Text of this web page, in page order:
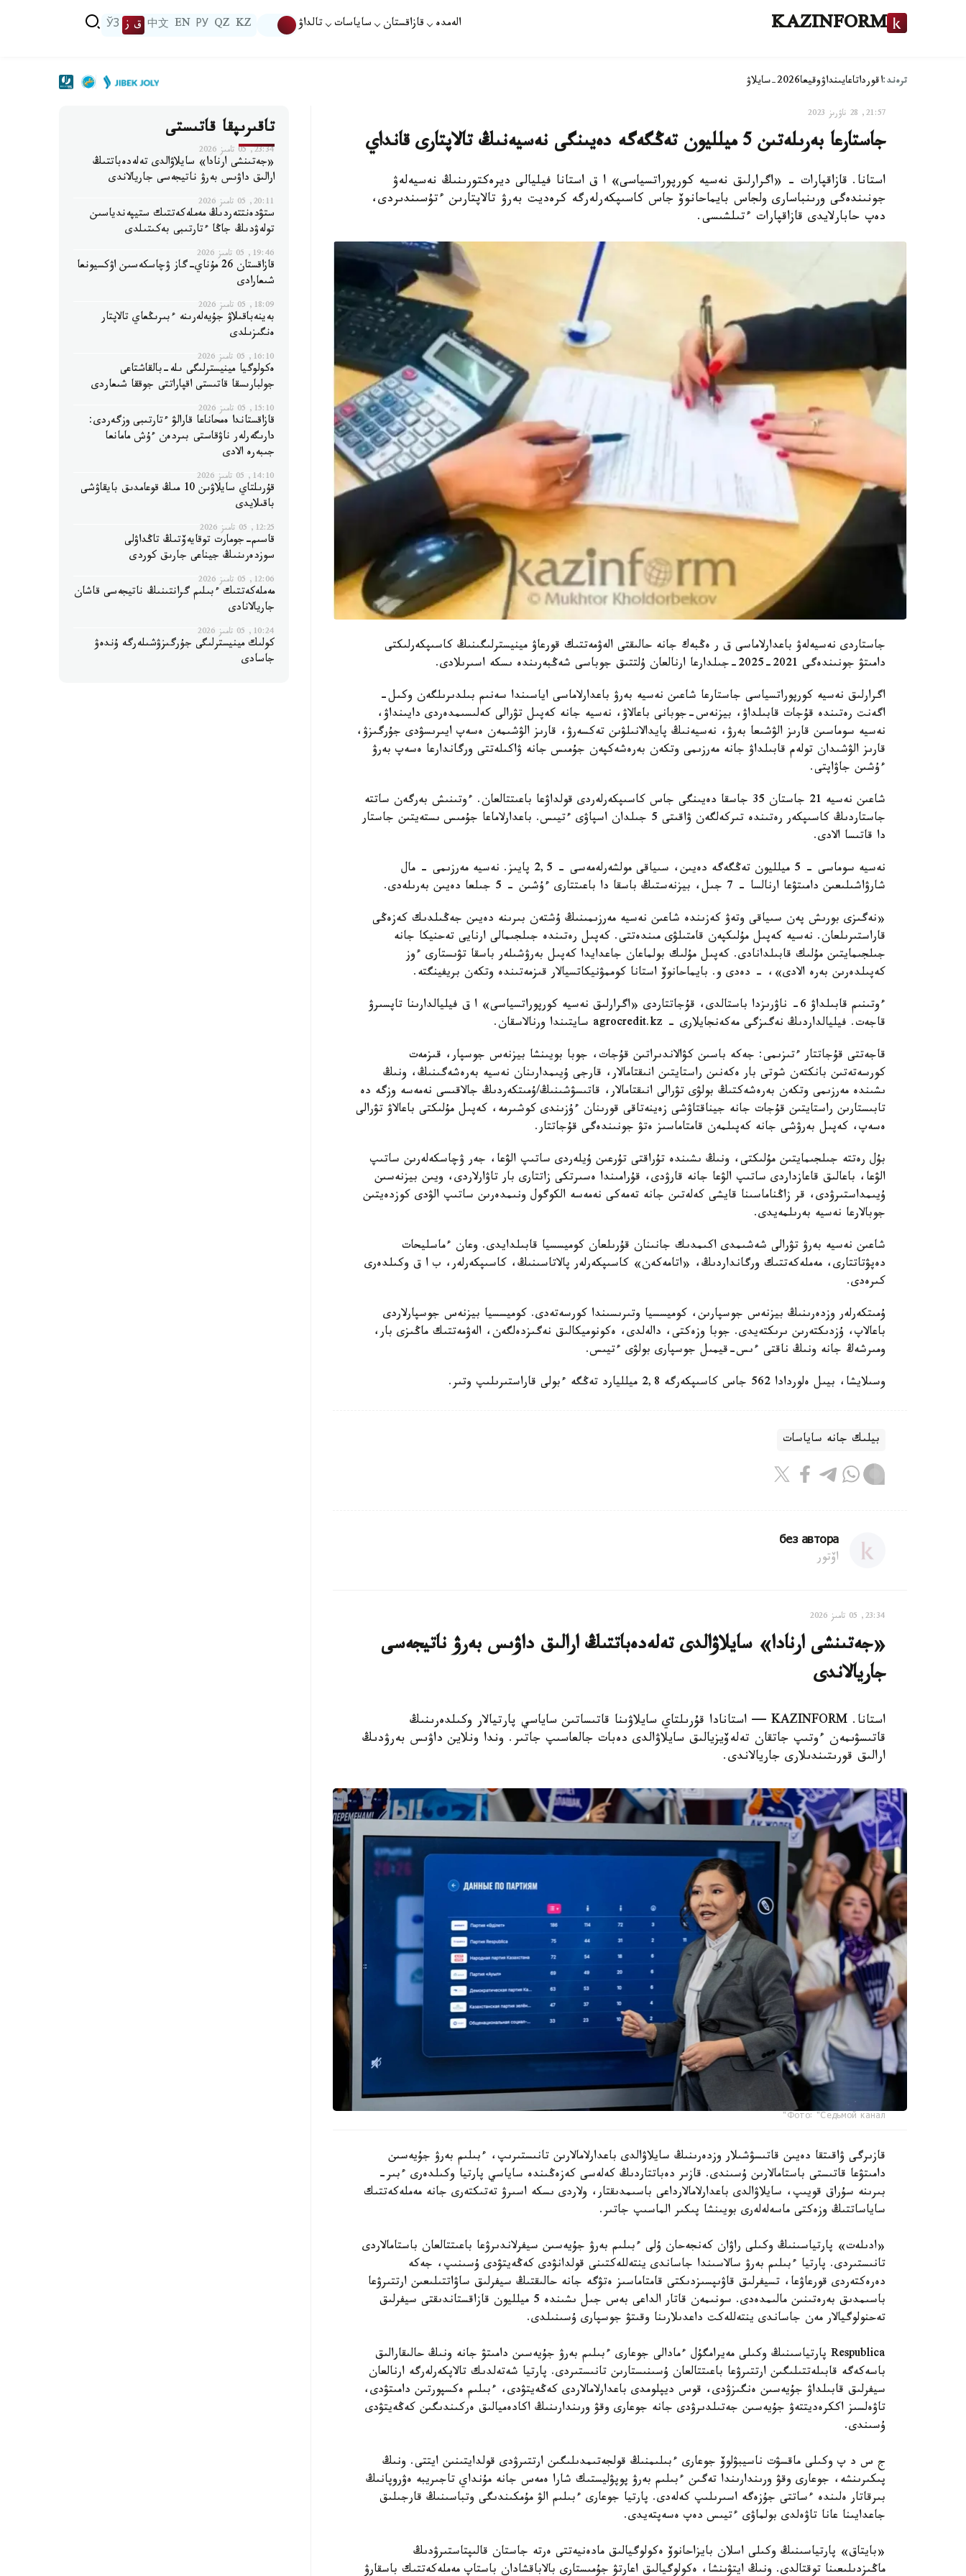
KAZINFORM الەمدە قازاقستان ساياسات تالداۋ KZ
QZ
РУ
EN
中文 ق ز ЎЗ
ترەند:اقورداتاعايىنداۋوقيعا2026-سايلاۋ
21:57, 28 ناۋرىز 2023
جاستارعا بەرىلەتىن 5 ميلليون تەڭگەگە دەيىنگى نەسيەنىڭ تالاپتارى قانداي
استانا. قازاقپارات - «اگرارلىق نەسيە كورپوراتسياسى» ا ق استانا فيليالى ديرەكتورىنىڭ نەسيەلەۋ
جونىندەگى ورىنباسارى ولجاس بايماحانوۆ جاس كاسىپكەرلەرگە كرەديت بەرۋ تالاپتارىن ءتۇسىندىردى،
دەپ حابارلايدى قازاقپارات ءتىلشىسى.
جاستاردى نەسيەلەۋ باعدارلاماسى ق ر ەڭبەك جانە حالىقتى الەۋمەتتىك قورعاۋ مينيسترلىگىنىڭ كاسىپكەرلىكتى
دامىتۋ جونىندەگى 2021-2025-جىلدارعا ارنالعان ۇلتتىق جوباسى شەڭبەرىندە ىسكە اسىرىلادى.
اگرارلىق نەسيە كورپوراتسياسى جاستارعا شاعىن نەسيە بەرۋ باعدارلاماسى اياسىندا سەنىم بىلدىرىلگەن وكىل-
اگەنت رەتىندە قۇجات قابىلداۋ، بيزنەس-جوبانى باعالاۋ، نەسيە جانە كەپىل تۋرالى كەلىسىمدەردى دايىنداۋ،
نەسيە سوماسىن قارىز الۋشىعا بەرۋ، نەسيەنىڭ پايدالانىلۋىن تەكسەرۋ، قارىز الۋشىمەن ەسەپ ايىرىسۋدى جۇرگىزۋ،
قارىز الۋشىدان تولەم قابىلداۋ جانە مەرزىمى وتكەن بەرەشەكپەن جۇمىس جانە ۋاكىلەتتى ورگاندارعا ەسەپ بەرۋ
ءۇشىن جاۋاپتى.
شاعىن نەسيە 21 جاستان 35 جاسقا دەيىنگى جاس كاسىپكەرلەردى قولداۋعا باعىتتالعان. ءوتىنىش بەرگەن ساتتە
جاستاردىڭ كاسىپكەر رەتىندە تىركەلگەن ۋاقىتى 5 جىلدان اسپاۋى ءتيىس. باعدارلاماعا جۇمىس ىستەيتىن جاستار
دا قاتىسا الادى.
نەسيە سوماسى - 5 ميلليون تەڭگەگە دەيىن، سىياقى مولشەرلەمەسى - 2,5 پايىز. نەسيە مەرزىمى - مال
شارۋاشىلىعىن دامىتۋعا ارنالسا - 7 جىل، بيزنەستىڭ باسقا دا باعىتتارى ءۇشىن - 5 جىلعا دەيىن بەرىلەدى.
«نەگىزى بورىش پەن سىياقى وتەۋ كەزىندە شاعىن نەسيە مەرزىمىنىڭ ۇشتەن بىرىنە دەيىن جەڭىلدىك كەزەڭى
قاراستىرىلعان. نەسيە كەپىل مۇلىكپەن قامتىلۋى مىندەتتى. كەپىل رەتىندە جىلجىمالى ارنايى تەحنيكا جانە
جىلجىمايتىن مۇلىك قابىلدانادى. كەپىل مۇلىك بولماعان جاعدايدا كەپىل بەرۋشىلەر باسقا تۋىستارى ءوز
كەپىلدەرىن بەرە الادى»، - دەدى و. بايماحانوۆ استانا كوممۋنيكاتسيالار قىزمەتىندە وتكەن بريفينگتە.
ءوتىنىم قابىلداۋ 6- ناۋرىزدا باستالدى، قۇجاتتاردى «اگرارلىق نەسيە كورپوراتسياسى» ا ق فيليالدارىنا تاپسىرۋ
قاجەت. فيليالداردىڭ نەگىزگى مەكەنجايلارى - agrocredit.kz سايتىندا ورنالاسقان.
قاجەتتى قۇجاتتار ءتىزىمى: جەكە باسىن كۋالاندىراتىن قۇجات، جوبا بويىنشا بيزنەس جوسپار، قىزمەت
كورسەتەتىن بانكتەن شوتى بار ەكەنىن راستايتىن انىقتامالار، قارجى ۇيىمدارىنان نەسيە بەرەشەگىنىڭ، ونىڭ
ىشىندە مەرزىمى وتكەن بەرەشەكتىڭ بولۋى تۋرالى انىقتامالار، قاتىسۋشىنىڭ/ۇمىتكەردىڭ جالاقىسى نەمەسە وزگە دە
تابىستارىن راستايتىن قۇجات جانە جيناقتاۋشى زەينەتاقى قورىنان ءۇزىندى كوشىرمە، كەپىل مۇلىكتى باعالاۋ تۋرالى
ەسەپ، كەپىل بەرۋشى جانە كەپىلمەن قامتاماسىز ەتۋ جونىندەگى قۇجاتتار.
بۇل رەتتە جىلجىمايتىن مۇلىكتى، ونىڭ ىشىندە تۇراقتى تۇرعىن ۇيلەردى ساتىپ الۋعا، جەر ۋچاسكەلەرىن ساتىپ
الۋعا، باعالىق قاعازداردى ساتىپ الۋعا جانە قارۋدى، قۇرامىندا ەسىرتكى زاتتارى بار تاۋارلاردى، ويىن بيزنەسىن
ۇيىمداستىرۋدى، قر زاڭناماسىنا قايشى كەلەتىن جانە تەمەكى نەمەسە الكوگول ونىمدەرىن ساتىپ الۋدى كوزدەيتىن
جوبالارعا نەسيە بەرىلمەيدى.
شاعىن نەسيە بەرۋ تۋرالى شەشىمدى اكىمدىك جانىنان قۇرىلعان كوميسسيا قابىلدايدى. وعان ءماسليحات
دەپۋتاتتارى، مەملەكەتتىك ورگانداردىڭ، «اتامەكەن» كاسىپكەرلەر پالاتاسىنىڭ، كاسىپكەرلەر، ب ا ق وكىلدەرى
كىرەدى.
ۇمىتكەرلەر وزدەرىنىڭ بيزنەس جوسپارىن، كوميسسيا وتىرىسىندا كورسەتەدى. كوميسسيا بيزنەس جوسپارلاردى
باعالاپ، ۇزدىكتەرىن ىرىكتەيدى. جوبا وزەكتى، دالەلدى، ەكونوميكالىق نەگىزدەلگەن، الەۋمەتتىك ماڭىزى بار،
ومىرشەڭ جانە ونىڭ ناقتى ءىس-قيمىل جوسپارى بولۋى ءتيىس.
وسىلايشا، بيىل ەلوردادا 562 جاس كاسىپكەرگە 2,8 ميلليارد تەڭگە ءبولى قاراستىرىلىپ وتىر.
بيلىك جانە ساياسات
без автора
اۆتور
23:34, 05 تامىز 2026
«جەتىنشى ارنادا» سايلاۋالدى تەلەدەباتتىڭ ارالىق داۋىس بەرۋ ناتيجەسى
جاريالاندى
استانا. KAZINFORM — استانادا قۇرىلتاي سايلاۋىنا قاتىساتىن ساياسي پارتيالار وكىلدەرىنىڭ
قاتىسۋىمەن ءوتىپ جاتقان تەلەۆيزيالىق سايلاۋالدى دەبات جالعاسىپ جاتىر. وندا ونلاين داۋىس بەرۋدىڭ
ارالىق قورىتىندىلارى جاريالاندى.
Фото: "Седьмой канал"
قازىرگى ۋاقىتقا دەيىن قاتىسۋشىلار وزدەرىنىڭ سايلاۋالدى باعدارلامالارىن تانىستىرىپ، ءبىلىم بەرۋ جۇيەسىن
دامىتۋعا قاتىستى باستامالارىن ۇسىندى. قازىر دەباتتاردىڭ كەلەسى كەزەڭىندە ساياسي پارتيا وكىلدەرى ءبىر-
بىرىنە سۇراق قويىپ، سايلاۋالدى باعدارلامالارداعى باسىمدىقتار، ولاردى ىسكە اسىرۋ تەتىكتەرى جانە مەملەكەتتىك
ساياساتتىڭ وزەكتى ماسەلەلەرى بويىنشا پىكىر الماسىپ جاتىر.
«ادىلەت» پارتياسىنىڭ وكىلى راۋان كەنجەحان ۇلى ءبىلىم بەرۋ جۇيەسىن سيفرلاندىرۋعا باعىتتالعان باستامالاردى
تانىستىردى. پارتيا ءبىلىم بەرۋ سالاسىندا جاساندى ينتەللەكتىنى قولدانۋدى كەڭەيتۋدى ۇسىنىپ، جەكە
دەرەكتەردى قورعاۋعا، تسيفرلىق قاۋىپسىزدىكتى قامتاماسىز ەتۋگە جانە حالىقتىڭ سيفرلىق ساۋاتتىلىعىن ارتتىرۋعا
باسىمدىق بەرەتىنىن مالىمدەدى. سونىمەن قاتار الداعى بەس جىل ىشىندە 5 ميلليون قازاقستاندىقتى سيفرلىق
تەحنولوگيالار مەن جاساندى ينتەللەكت داعدىلارىنا وقىتۋ جوسپارى ۇسىنىلدى.
Respublica پارتياسىنىڭ وكىلى مەيرامگۇل ءمادالى جوعارى ءبىلىم بەرۋ جۇيەسىن دامىتۋ جانە ونىڭ حالىقارالىق
باسەكەگە قابىلەتتىلىگىن ارتتىرۋعا باعىتتالعان ۇسىنىستارىن تانىستىردى. پارتيا شەتەلدىك تالاپكەرلەرگە ارنالعان
سيفرلىق قابىلداۋ جۇيەسىن ەنگىزۋدى، قوس ديپلومدى باعدارلامالاردى كەڭەيتۋدى، ءبىلىم ەكسپورتىن دامىتۋدى،
تاۋەلسىز اككرەديتتەۋ جۇيەسىن جەتىلدىرۋدى جانە جوعارى وقۋ ورىندارىنىڭ اكادەميالىق ەركىندىگىن كەڭەيتۋدى
ۇسىندى.
ج س د پ وكىلى ماقسۋت ناسيبۋلوۆ جوعارى ءبىلىمنىڭ قولجەتىمدىلىگىن ارتتىرۋدى قولدايتىنىن ايتتى. ونىڭ
پىكىرىنشە، جوعارى وقۋ ورىندارىندا تەگىن ءبىلىم بەرۋ پوپۋليستىك شارا ەمەس جانە مۇنداي تاجىريبە ەۋروپانىڭ
بىرقاتار ەلىندە ءساتتى جۇزەگە اسىرىلىپ كەلەدى. پارتيا جوعارى ءبىلىم الۋ مۇمكىندىگى وتباسىنىڭ قارجىلىق
جاعدايىنا عانا تاۋەلدى بولماۋى ءتيىس دەپ ەسەپتەيدى.
«بايتاق» پارتياسىنىڭ وكىلى اسلان بايزاحانوۆ ەكولوگيالىق مادەنيەتتى ەرتە جاستان قالىپتاستىرۋدىڭ
ماڭىزدىلىعىنا توقتالدى. ونىڭ ايتۋىنشا، ەكولوگيالىق اعارتۋ جۇمىستارى بالاباقشادان باستاپ مەملەكەتتىك باسقارۋ
تاقىرىپقا قاتىستى
23:34, 05 تامىز 2026
«جەتىنشى ارنادا» سايلاۋالدى تەلەدەباتتىڭ
ارالىق داۋىس بەرۋ ناتيجەسى جاريالاندى
20:11, 05 تامىز 2026
ستۋدەنتتەردىڭ مەملەكەتتىك ستيپەندياسىن
تولەۋدىڭ جاڭا ءتارتىبى بەكىتىلدى
19:46, 05 تامىز 2026
قازاقستان 26 مۇناي-گاز ۋچاسكەسىن اۋكسيونعا
شىعارادى
18:09, 05 تامىز 2026
بەينەباقىلاۋ جۇيەلەرىنە ءبىرىڭعاي تالاپتار
ەنگىزىلدى
16:10, 05 تامىز 2026
ەكولوگيا مينيسترلىگى ىلە-بالقاشتاعى
جولبارىسقا قاتىستى اقپاراتتى جوققا شىعاردى
15:10, 05 تامىز 2026
قازاقستاندا ەمحاناعا قارالۋ ءتارتىبى وزگەردى:
دارىگەرلەر ناۋقاستى بىردەن ءۇش مامانعا
جىبەرە الادى
14:10, 05 تامىز 2026
قۇرىلتاي سايلاۋىن 10 مىڭ قوعامدىق بايقاۋشى
باقىلايدى
12:25, 05 تامىز 2026
قاسىم-جومارت توقايەۆتىڭ تاڭداۋلى
سوزدەرىنىڭ جيناعى جارىق كوردى
12:06, 05 تامىز 2026
مەملەكەتتىك ءبىلىم گرانتىنىڭ ناتيجەسى قاشان
جاريالانادى
10:24, 05 تامىز 2026
كولىك مينيسترلىگى جۇرگىزۋشىلەرگە ۇندەۋ
جاسادى